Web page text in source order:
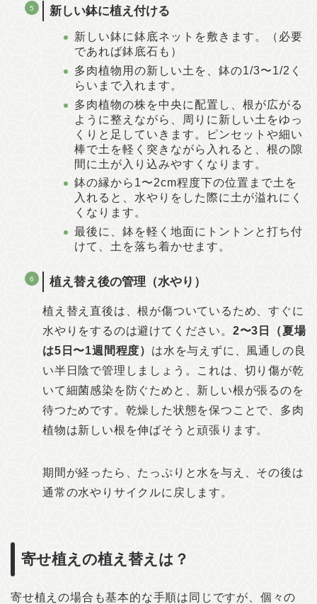
新しい鉢に植え付ける
新しい鉢に鉢底ネットを敷きます。（必要
であれば鉢底石も）
多肉植物用の新しい土を、鉢の1/3〜1/2く
らいまで入れます。
多肉植物の株を中央に配置し、根が広がる
ように整えながら、周りに新しい土をゆっ
くりと足していきます。ピンセットや細い
棒で土を軽く突きながら入れると、根の隙
間に土が入り込みやすくなります。
鉢の縁から1〜2cm程度下の位置まで土を
入れると、水やりをした際に土が溢れにく
くなります。
最後に、鉢を軽く地面にトントンと打ち付
けて、土を落ち着かせます。
植え替え後の管理（水やり）
植え替え直後は、根が傷ついているため、すぐに
水やりをするのは避けてください。 2〜3日（夏場
は5日〜1週間程度） は水を与えずに、風通しの良
い半日陰で管理しましょう。これは、切り傷が乾
いて細菌感染を防ぐためと、新しい根が張るのを
待つためです。乾燥した状態を保つことで、多肉
植物は新しい根を伸ばそうと頑張ります。
期間が経ったら、たっぷりと水を与え、その後は
通常の水やりサイクルに戻します。
寄せ植えの植え替えは？
寄せ植えの場合も基本的な手順は同じですが、個々の